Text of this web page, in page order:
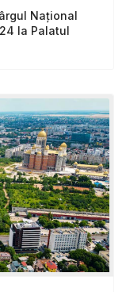
Național
la Palatul